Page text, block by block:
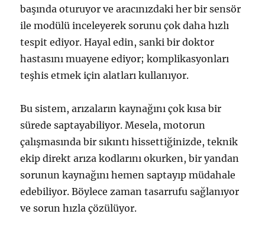
başında oturuyor ve aracınızdaki her bir sensör
ile modülü inceleyerek sorunu çok daha hızlı
tespit ediyor. Hayal edin, sanki bir doktor
hastasını muayene ediyor; komplikasyonları
teşhis etmek için alatları kullanıyor.
Bu sistem, arızaların kaynağını çok kısa bir
sürede saptayabiliyor. Mesela, motorun
çalışmasında bir sıkıntı hissettiğinizde, teknik
ekip direkt arıza kodlarını okurken, bir yandan
sorunun kaynağını hemen saptayıp müdahale
edebiliyor. Böylece zaman tasarrufu sağlanıyor
ve sorun hızla çözülüyor.